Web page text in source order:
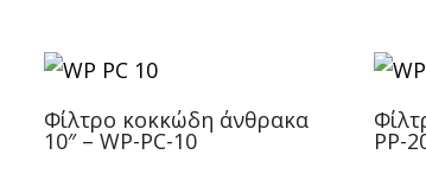
Φίλτρο κοκκώδη άνθρακα
10″ – WP-PC-10 PP-